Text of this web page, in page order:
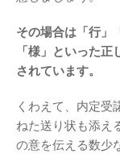
その場合は「行」
「様」といった
されています。
くわえて、内定受
ねた送り状も添え
の意を伝える数少